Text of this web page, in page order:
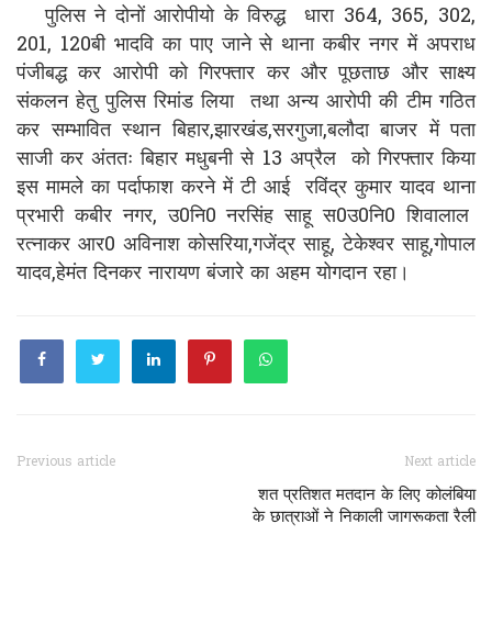
पुलिस ने दोनों आरोपीयो के विरुद्ध धारा 364, 365, 302,
201, 120बी भादवि का पाए जाने से थाना कबीर नगर में अपराध
पंजीबद्ध कर आरोपी को गिरफ्तार कर और पूछताछ और साक्ष्य
संकलन हेतु पुलिस रिमांड लिया तथा अन्य आरोपी की टीम गठित
कर सम्भावित स्थान बिहार,झारखंड,सरगुजा,बलौदा बाजर में पता
साजी कर अंततः बिहार मधुबनी से 13 अप्रैल को गिरफ्तार किया
इस मामले का पर्दाफाश करने में टी आई रविंद्र कुमार यादव थाना
प्रभारी कबीर नगर, उ0नि0 नरसिंह साहू स0उ0नि0 शिवालाल
रत्नाकर आर0 अविनाश कोसरिया,गजेंद्र साहू, टेकेश्वर साहू,गोपाल
यादव,हेमंत दिनकर नारायण बंजारे का अहम योगदान रहा।
Previous article Next article
शत प्रतिशत मतदान के लिए कोलंबिया
के छात्राओं ने निकाली जागरूकता रैली